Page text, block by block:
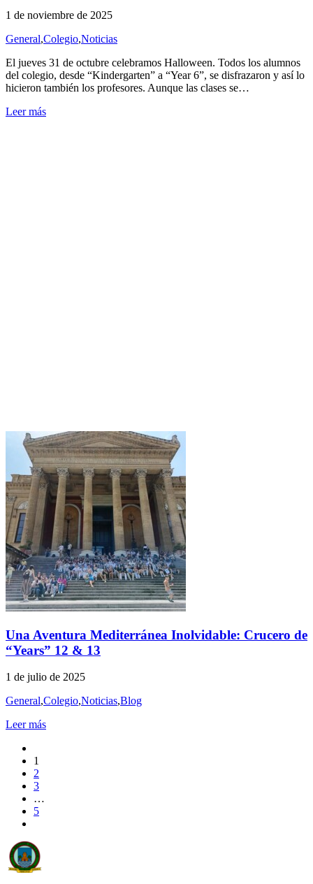
1 de noviembre de 2025
General,Colegio,Noticias
El jueves 31 de octubre celebramos Halloween. Todos los alumnos
del colegio, desde “Kindergarten” a “Year 6”, se disfrazaron y así lo
hicieron también los profesores. Aunque las clases se…
Leer más
Una Aventura Mediterránea Inolvidable: Crucero de
“Years” 12 & 13
1 de julio de 2025
General,Colegio,Noticias,Blog
Leer más
1
2
3
…
5